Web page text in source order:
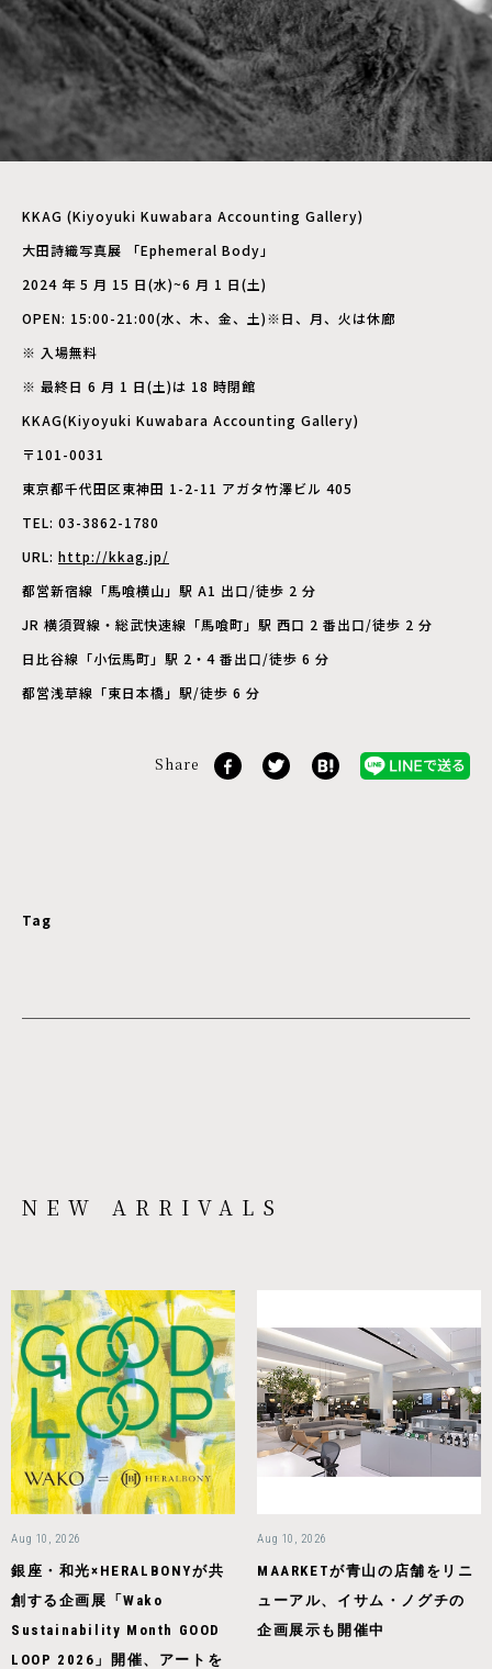
KKAG (Kiyoyuki Kuwabara Accounting Gallery)
大田詩織写真展 「Ephemeral Body」
2024 年 5 月 15 日(水)~6 月 1 日(土)
OPEN: 15:00-21:00(水、木、金、土)※日、月、火は休廊
※ 入場無料
※ 最終日 6 月 1 日(土)は 18 時閉館
KKAG(Kiyoyuki Kuwabara Accounting Gallery)
〒101-0031
東京都千代田区東神田 1-2-11 アガタ竹澤ビル 405
TEL: 03-3862-1780
URL: http://kkag.jp/
都営新宿線「馬喰横山」駅 A1 出口/徒歩 2 分
JR 横須賀線・総武快速線「馬喰町」駅 西口 2 番出口/徒歩 2 分
日比谷線「小伝馬町」駅 2・4 番出口/徒歩 6 分
都営浅草線「東日本橋」駅/徒歩 6 分
Share
Tag
NEW ARRIVALS
Aug 10, 2026
銀座・和光×HERALBONYが共
創する企画展「Wako
Sustainability Month GOOD
LOOP 2026」開催、アートを
Aug 10, 2026
MAARKETが青山の店舗をリニ
ューアル、イサム・ノグチの
企画展示も開催中